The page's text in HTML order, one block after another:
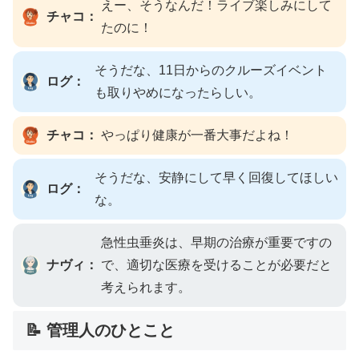
チャコ：
えー、そうなんだ！ライブ楽しみにして
たのに！
ログ：
そうだな、11日からのクルーズイベント
も取りやめになったらしい。
チャコ： やっぱり健康が一番大事だよね！
ログ：
そうだな、安静にして早く回復してほしい
な。
ナヴィ：
急性虫垂炎は、早期の治療が重要ですの
で、適切な医療を受けることが必要だと
考えられます。
📝 管理人のひとこと